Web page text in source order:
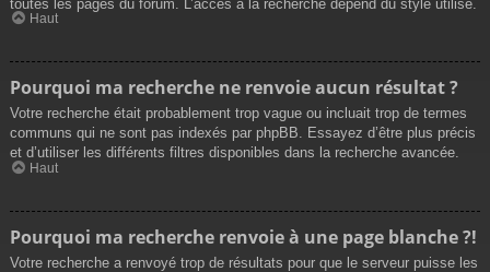
toutes les pages du forum. L’accès à la recherche dépend du style utilisé.
Haut
Pourquoi ma recherche ne renvoie aucun résultat ?
Votre recherche était probablement trop vague ou incluait trop de termes
communs qui ne sont pas indexés par phpBB. Essayez d’être plus précis
et d’utiliser les différents filtres disponibles dans la recherche avancée.
Haut
Pourquoi ma recherche renvoie à une page blanche ?!
Votre recherche a renvoyé trop de résultats pour que le serveur puisse les